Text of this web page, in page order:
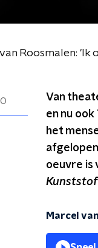
Roosmalen: 'Ik
Van
en nu ook
het
oeuvre is
Kunststof
Marcel